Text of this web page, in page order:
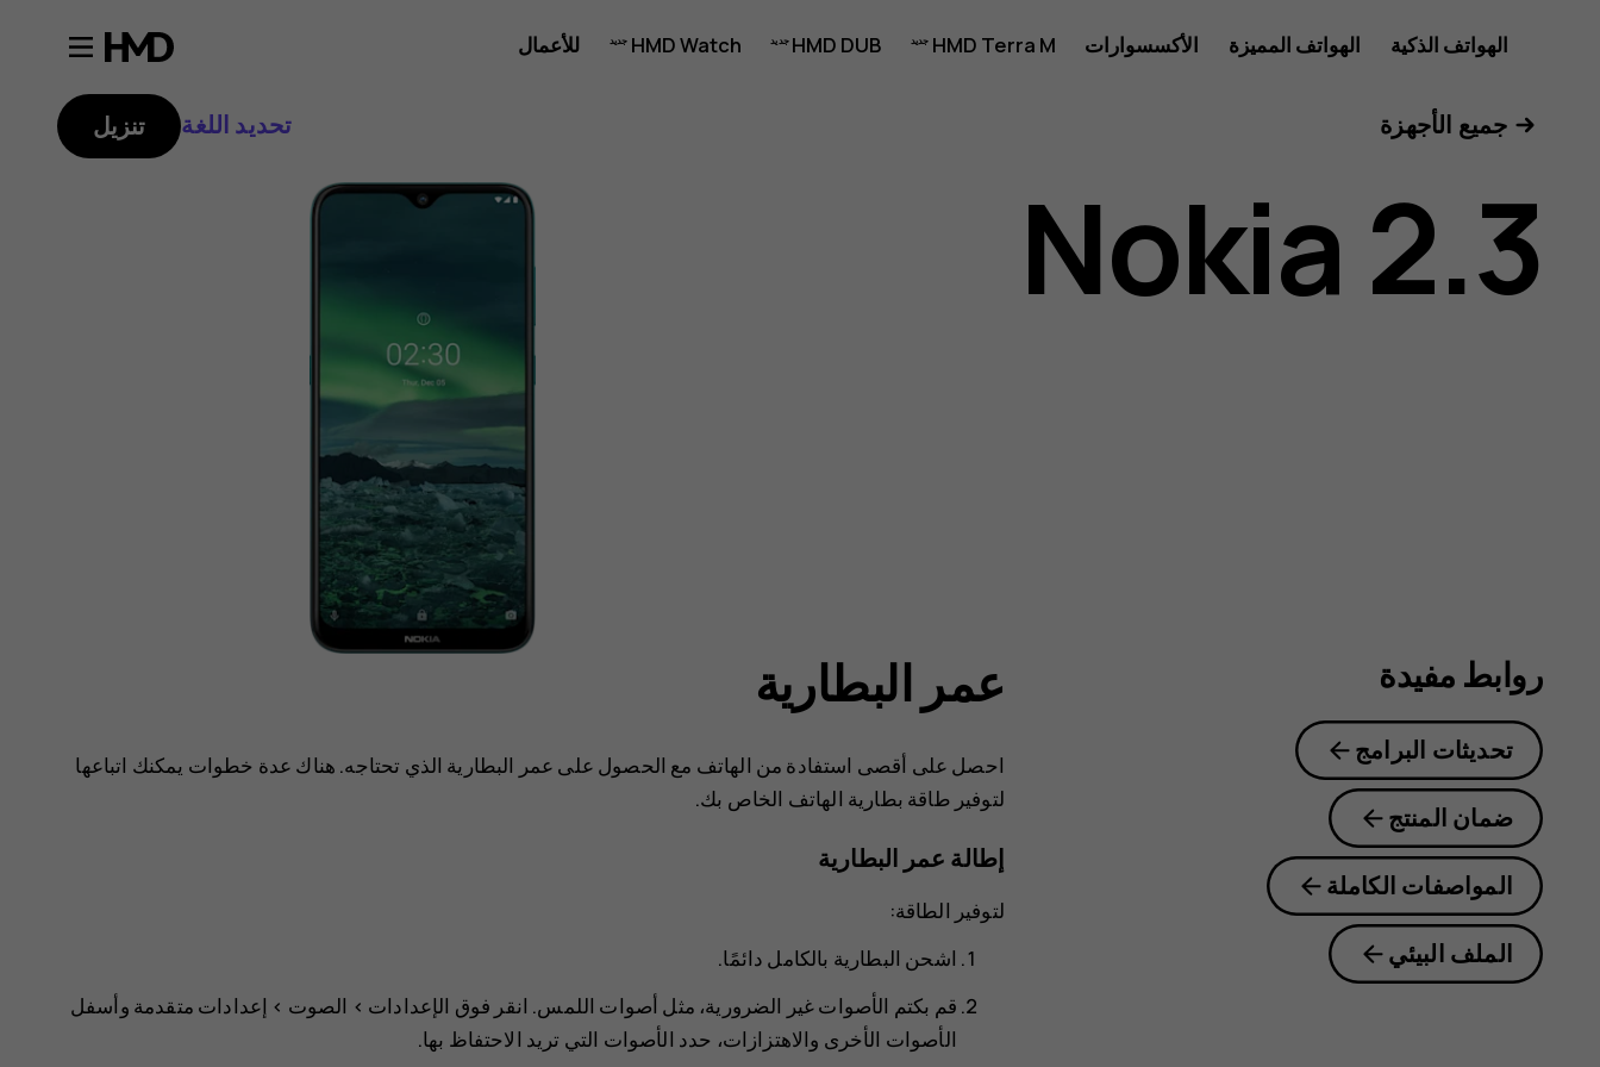
دليل
مستخدم
هاتف
الهواتف الذكية الهواتف المميزة الأكسسوارات HMD Terra M
HMD DUB
HMD Watch
للأعمال
جميع الأجهزة تحديد اللغة تنزيل
Nokia 2.3
عمر البطارية
احصل على أقصى استفادة من الهاتف مع الحصول على عمر البطارية الذي تحتاجه. هناك عدة خطوات يمكنك اتباعها
لتوفير طاقة بطارية الهاتف الخاص بك.
إطالة عمر البطارية
لتوفير الطاقة:
اشحن البطارية بالكامل دائمًا.
قم بكتم الأصوات غير الضرورية، مثل أصوات اللمس. انقر فوق
> الصوت > إعدادات متقدمة وأسفل
الأصوات الأخرى والاهتزازات، حدد الأصوات التي تريد الاحتفاظ بها.
روابط مفيدة
تحديثات البرامج
ضمان المنتج
المواصفات الكاملة
الملف البيئي